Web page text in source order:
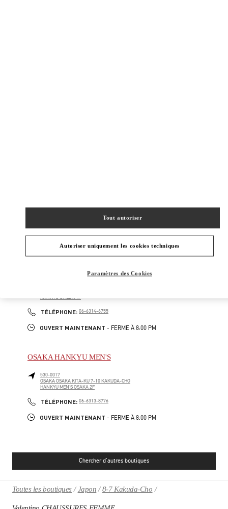
HANKYU UMEDA 4F
06-6313-7925
OUVERT MAINTENANT- FERME À 8:00 PM
HANKYU UMEDA 1F
TÉLÉPHONE: PHONE
06-6314-6755
OUVERT MAINTENANT - FERME À 8:00 PM
OSAKA HANKYU MEN'S
530-0017
OSAKAOSAKAKITA-KU7-10 KAKUDA-CHO
HANKYU MEN'S OSAKA 2F
TÉLÉPHONE: PHONE
06-6313-8776
OUVERT MAINTENANT - FERME À 8:00 PM
Chercher d'autres boutiques
Toutes les boutiques Japon 8-7 Kakuda-Cho
Autoriser uniquement les cookies techniques
Tout autoriser
Paramètres des Cookies